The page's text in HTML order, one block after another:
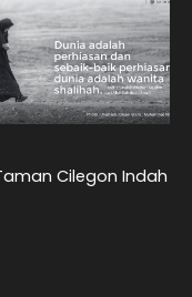
Cilegon Indah